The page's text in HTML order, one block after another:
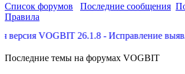
Список форумов Последние сообщения
Правила
VOGBIT 26.1.8 - Исправление
Последние темы на форумах VOGBIT